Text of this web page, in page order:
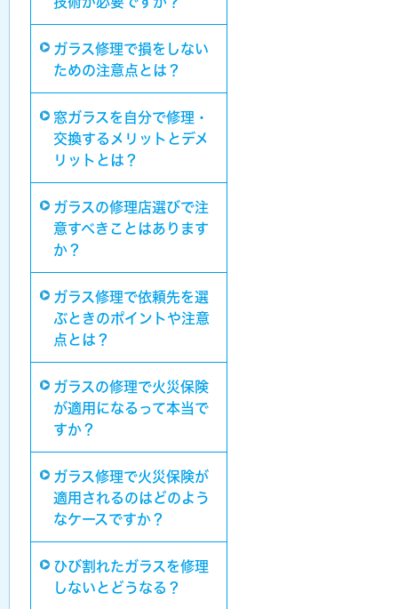
ガラス修理で損をしない
ための注意点とは？
窓ガラスを自分で修理・
交換するメリットとデメ
リットとは？
ガラスの修理店選びで注
意すべきことはあります
か？
ガラス修理で依頼先を選
ぶときのポイントや注意
点とは？
ガラスの修理で火災保険
が適用になるって本当で
すか？
ガラス修理で火災保険が
適用されるのはどのよう
なケースですか？
ひび割れたガラスを修理
しないとどうなる？